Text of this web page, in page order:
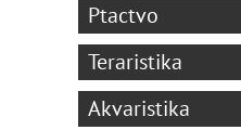
Ptactvo
Teraristika
Akvaristika